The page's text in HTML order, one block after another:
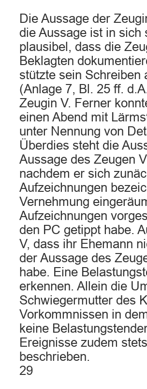
Die Aussage der
die Aussage ist in
plausibel, dass die
Beklagten
stützte sein Schreiben
(Anlage 7, Bl. 25 ff.
Zeugin V. Ferner
einen Abend mit
unter Nennung von
Überdies steht die
Aussage des Zeugen
nachdem er sich
Aufzeichnungen
Vernehmung
Aufzeichnungen
den PC getippt habe.
V, dass ihr Ehemann
der Aussage des
habe. Eine
erkennen. Allein die
Schwiegermutter des
Vorkommnissen in
keine
Ereignisse zudem
beschrieben.
29